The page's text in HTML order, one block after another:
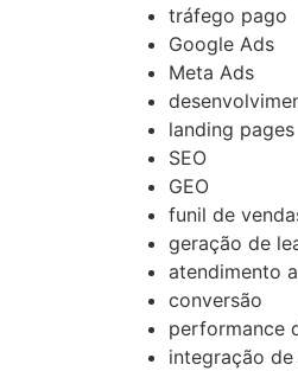
tráfego pago
Google Ads
Meta Ads
landing pages
SEO
GEO
funil de
geração de
atendimento
conversão
performance
integração de